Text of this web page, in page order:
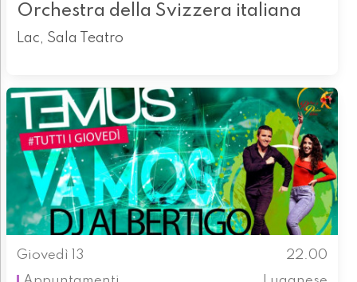
Orchestra della Svizzera italiana
Lac, Sala Teatro
Giovedì 13
22.00